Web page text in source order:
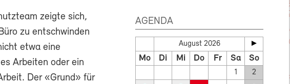
zeigte sich,
zu entschwinden
etwa eine
Arbeiten oder ein
Der «Grund» für
AGENDA
August 2026
Mo Di Mi Do Fr Sa So
1 2